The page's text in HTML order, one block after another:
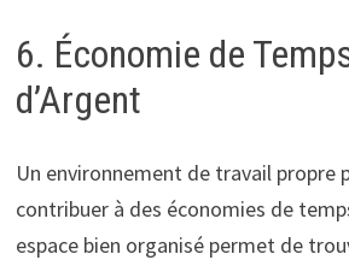
6. Économie de
d’Argent
Un environnement de travail propre
contribuer à des économies de
espace bien organisé permet de